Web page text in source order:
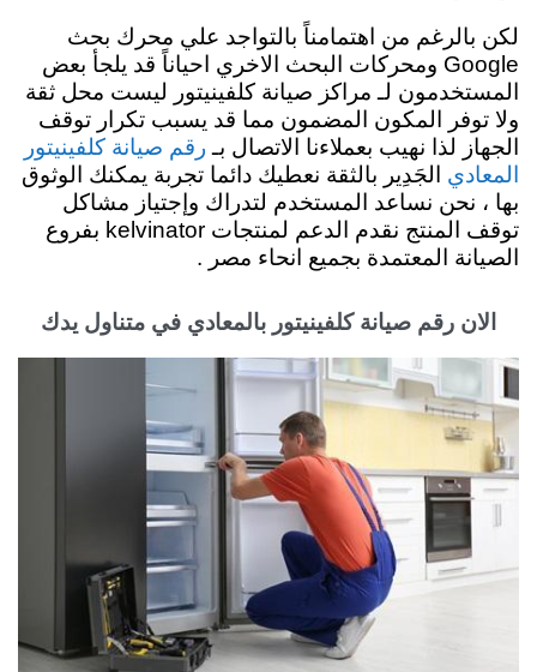
لكن بالرغم من اهتمامناً بالتواجد علي محرك بحث
Google ومحركات البحث الاخري احياناً قد يلجأ بعض
المستخدمون لـ مراكز صيانة كلفينيتور ليست محل ثقة
ولا توفر المكون المضمون مما قد يسبب تكرار توقف
الجهاز لذا نهيب بعملاءنا الاتصال بـ رقم صيانة كلفينيتور
المعادي الجَدِير بالثقة نعطيك دائما تجربة يمكنك الوثوق
بها ، نحن نساعد المستخدم لتدراك وإجتياز مشاكل
توقف المنتج نقدم
الدعم لمنتجات kelvinator بفروع
الصيانة المعتمدة بجميع انحاء مصر .
الان رقم صيانة كلفينيتور بالمعادي في متناول يدك